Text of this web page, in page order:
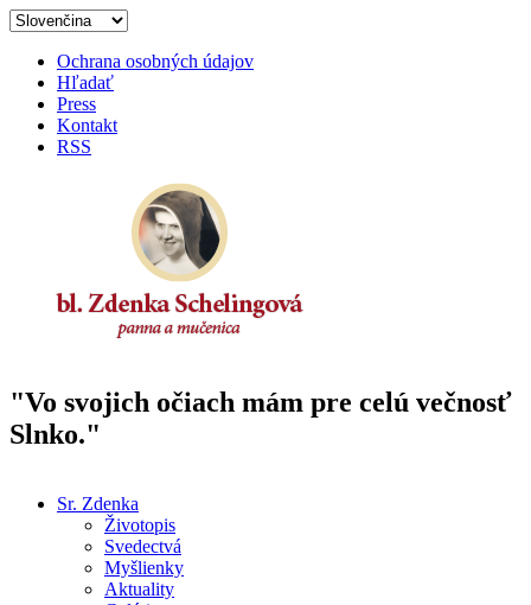
Skočiť na hlavný obsah
Ochrana osobných údajov
Hľadať
Press
Kontakt
RSS
Oficiálna stránka venovaná
"Vo svojich očiach mám pre celú večnosť
Slnko."
Hlavné menu
Sr. Zdenka
Životopis
Svedectvá
Myšlienky
Aktuality